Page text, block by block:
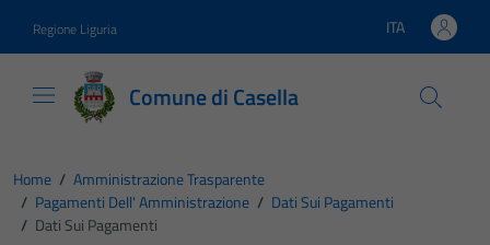
Regione Liguria Lingua attiva:
ITA
Comune di Casella
Home / Amministrazione Trasparente
/ Pagamenti Dell' Amministrazione / Dati Sui Pagamenti
/ Dati Sui Pagamenti